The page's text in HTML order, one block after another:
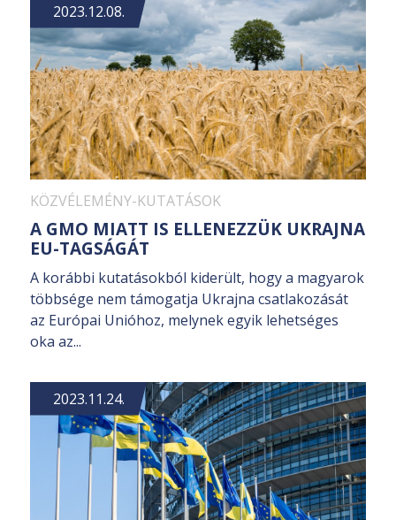
KÖZVÉLEMÉNY-KUTATÁSOK
2023.12.08.
A GMO MIATT IS ELLENEZZÜK UKRAJNA
EU-TAGSÁGÁT
A korábbi kutatásokból kiderült, hogy a magyarok
többsége nem támogatja Ukrajna csatlakozását
az Európai Unióhoz, melynek egyik lehetséges
oka az...
2023.11.24.